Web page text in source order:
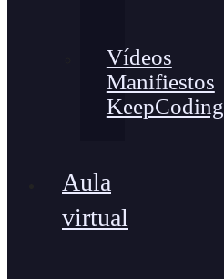
Vídeos
Manifiestos
KeepCoding
Aula
virtual